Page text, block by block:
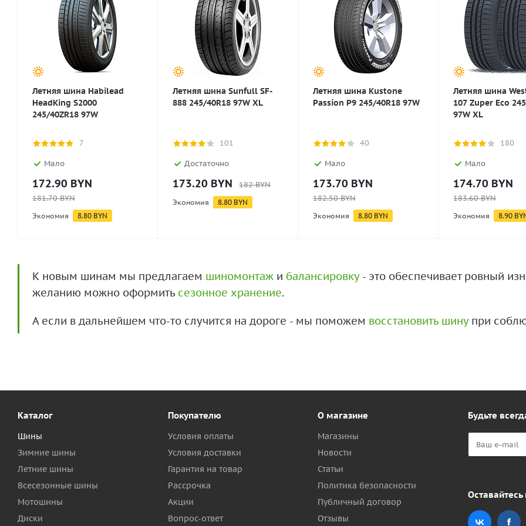
Летняя шина Habilead
HeadKing S2000
245/40ZR18 97W
7
Мало
172.90 BYN
181.70BYN
Экономия 8.80 BYN
Летняя шина Sunfull SF-
888 245/40R18 97W XL
101
Достаточно
173.20 BYN 182BYN
Экономия 8.80 BYN
Летняя шина Kustone
Passion P9 245/40R18 97W
40
Мало
173.70 BYN
182.50BYN
Экономия 8.80 BYN
Летняя шина
107 Zuper Eco
97W XL
180
Мало
174.70 BYN
183.60BYN
Экономия 8.90
К новым шинам мы предлагаем шиномонтаж и балансировку- это обеспечивает ровный
желанию можно оформить сезонное хранение.
А если в дальнейшем что-то случится на дороге - мы поможем восстановить шинупри
Каталог
Шины
Зимние шины
Летние шины
Всесезонные шины
Мотошины
Диски
Покупателю
Условия оплаты
Условия доставки
Гарантия на товар
Рассрочка
Акции
Вопрос-ответ
О магазине
Магазины
Новости
Статьи
Политика безопасности
Публичный договор
Отзывы
Будьте
Оставайтесь